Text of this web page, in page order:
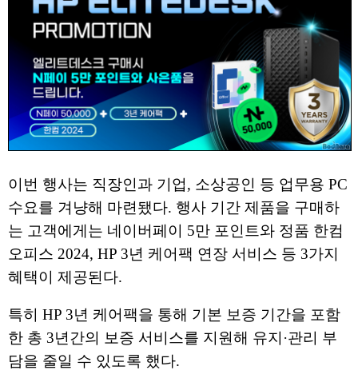
이번 행사는 직장인과 기업, 소상공인 등 업무용 PC
수요를 겨냥해 마련됐다. 행사 기간 제품을 구매하
는 고객에게는 네이버페이 5만 포인트와 정품 한컴
오피스 2024, HP 3년 케어팩 연장 서비스 등 3가지
혜택이 제공된다.
특히 HP 3년 케어팩을 통해 기본 보증 기간을 포함
한 총 3년간의 보증 서비스를 지원해 유지·관리 부
담을 줄일 수 있도록 했다.